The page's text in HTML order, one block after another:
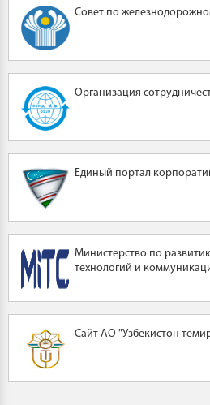
Совет по
Организация
Единый портал
Министерство по
технологий и
Сайт АО "Узбекистон